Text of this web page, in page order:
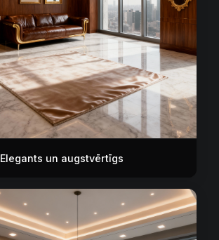
Elegants un augstvērtīgs